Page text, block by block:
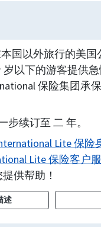
国以外旅行的美国
以下的游客提供
保险集团承保
续订至 二 年。
Lite 保险
Lite 保险客户
供帮助！
述